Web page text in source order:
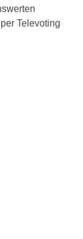
Televoting